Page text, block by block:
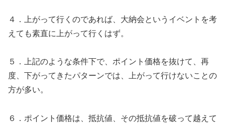
４．上がって行くのであれば、大納会というイベントを考
えても素直に上がって行くはず。
５．上記のような条件下で、ポイント価格を抜けて、再
度、下がってきたパターンでは、上がって行けないことの
方が多い。
６．ポイント価格は、抵抗値、その抵抗値を破って越えて